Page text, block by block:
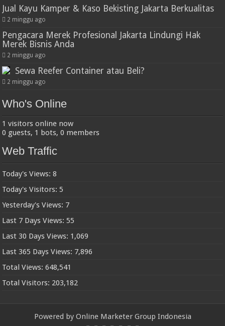
Jual Kayu Kamper & Kaso Bekisting Jakarta Berkualitas
2 minggu ago
Pengacara Merek Profesional Jakarta Lindungi Hak
Merek Bisnis Anda
2 minggu ago
Sewa Reefer Container atau Beli?
2 minggu ago
Who's Online
1 visitors online now
0 guests, 1 bots, 0 members
Web Traffic
Today's Views:8
Today's Visitors:5
Yesterday's Views: 7
Last 7 Days Views:55
Last 30 Days Views: 1,069
Last 365 Days Views: 7,896
Total Views:648,541
Total Visitors: 203,182
Powered by Online Marketer Group Indonesia